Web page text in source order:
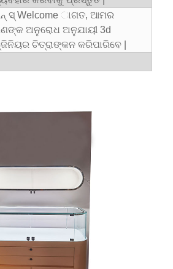
ସ୍ Welcome ାଗତ, ଆମର
ଅନୁରୋଧ ଅନୁଯାୟୀ 3d
ଚିତ୍ରାଙ୍କନ କରିପାରିବେ |